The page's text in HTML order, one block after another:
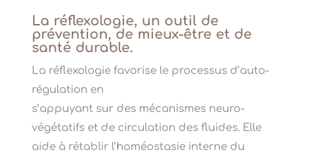
La réflexologie, un outil de
prévention, de mieux-être et de
santé durable.
La réflexologie favorise le processus d’auto-
régulation en
s’appuyant sur des mécanismes neuro-
végétatifs et de circulation des fluides. Elle
aide à rétablir l’homéostasie interne du